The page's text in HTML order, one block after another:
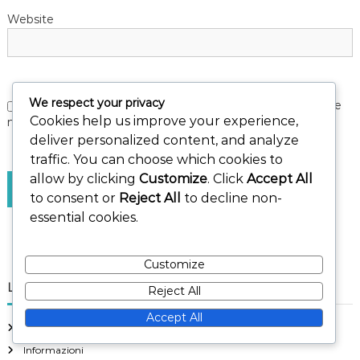
Website
Save my name, email, and website in this browser for the
next time I comment.
Link
Contattaci
Informazioni
We respect your privacy
Cookies help us improve your experience,
deliver personalized content, and analyze
traffic. You can choose which cookies to
allow by clicking Customize. Click Accept All
to consent or Reject All
to decline non-
essential cookies.
Customize
Reject All
Accept All